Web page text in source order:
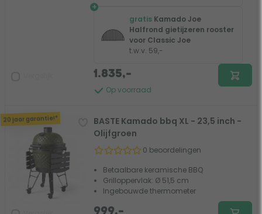
+
gratis Kamado Joe
Halfrond gietijzeren rooster
voor Classic Joe
t.w.v. 59,-
Op voorraad
1.835,-
20 jaar garantie!*
BASTE Kamado bbq XL - 23,5 inch -
Olijfgroen
0 beoordelingen
Betaalbare keramische BBQ
Grilloppervlak: Ø 51,5 cm
Ingebouwde thermometer
999,-